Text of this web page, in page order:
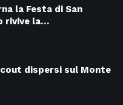
la Festa di San
rivive la…
dispersi sul Monte